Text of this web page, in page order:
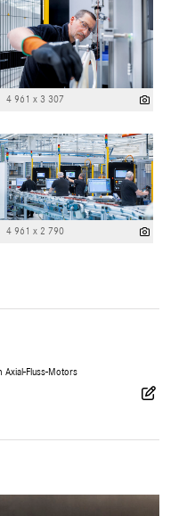
4 961 x 3 307
4 961 x 2 790
Axial-Fluss-Motors